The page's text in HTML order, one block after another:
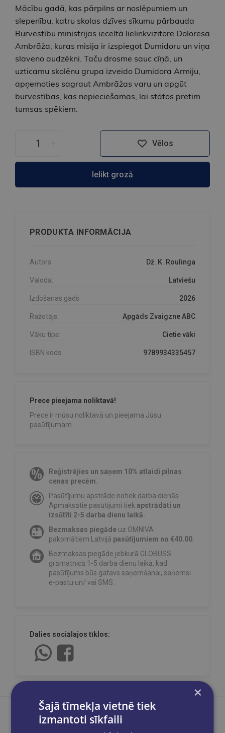
Mācību gadā, kas pārpilns ar noslēpumiem un
slepenību, katru skolas dzīves sīkumu pārbauda
Burvestību ministrijas ieceltā lielinkvizitore Doloresa
Ambrāža, kuras misija ir izspiegot Dumidoru un viņa
slaveno audzēkni. Taču drosme sauc cīņā, un
uzticamu skolēnu grupa izveido Dumidora Armiju,
apņemoties sagraut Ambrāžas varu un apgūt
burvestības, kas nepieciešamas, lai stātos pretim
tumsas spēkiem.
Vēlos
Ielikt grozā
PRODUKTA INFORMĀCIJA
Autors: Dž. K. Roulinga
Valoda: Latviešu
Izdošanas gads: 2026
Ražotājs: Apgāds Zvaigzne ABC
Vāku tips: Cietie vāki
ISBN kods: 9789934335457
Prece pieejama noliktavā!
Prece ir mūsu noliktavā un pieejama Jūsu
pasūtījumam.
Reģistrējies un saņem 10% atlaidi pilnas
cenas precēm.
Pasūtījumu apstrāde notiek darba dienās.
Apmaksātie pasūtījumi tiek apstrādāti un
izsūtīti 2-5 darba dienu laikā.
Bezmaksas piegāde uz OMNIVA
pakomātiem Latvijā pasūtījumiem no €40.00.
Bezmaksas piegāde jebkurā GLOBUSS
grāmatnīcā 1-5 darba dienu laikā, kad
pasūtījums būs gatavs saņemšanai, saņemsi
e-pastu un/ vai SMS.
Dalies sociālajos tīklos:
×
Šajā tīmekļa vietnē tiek
izmantoti sīkfaili